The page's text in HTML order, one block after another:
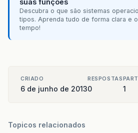
Descubra o que são sistemas
tipos. Aprenda tudo de forma clara e
tempo!
CRIADO
6 de junho de 2013
RESPOSTAS
0 1
Topicos relacionados